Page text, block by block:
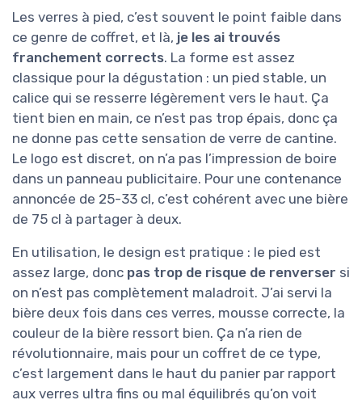
Les verres à pied, c’est souvent le point faible dans
ce genre de coffret, et là, je les ai trouvés
franchement corrects. La forme est assez
classique pour la dégustation : un pied stable, un
calice qui se resserre légèrement vers le haut. Ça
tient bien en main, ce n’est pas trop épais, donc ça
ne donne pas cette sensation de verre de cantine.
Le logo est discret, on n’a pas l’impression de boire
dans un panneau publicitaire. Pour une contenance
annoncée de 25-33 cl, c’est cohérent avec une bière
de 75 cl à partager à deux.
En utilisation, le design est pratique : le pied est
assez large, donc pas trop de risque de renverser si
on n’est pas complètement maladroit. J’ai servi la
bière deux fois dans ces verres, mousse correcte, la
couleur de la bière ressort bien. Ça n’a rien de
révolutionnaire, mais pour un coffret de ce type,
c’est largement dans le haut du panier par rapport
aux verres ultra fins ou mal équilibrés qu’on voit